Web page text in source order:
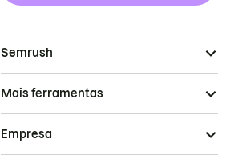
Semrush
Mais ferramentas
Empresa